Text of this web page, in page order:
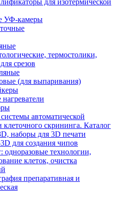
для изотермической
УФ-камеры
термостолики,
срезов
(для выпаривания)
автоматической
клеточного скрининга. Каталог
наборы для 3D печати
для создания чипов
одноразовые технологии,
клеток, очистка
препаративная и